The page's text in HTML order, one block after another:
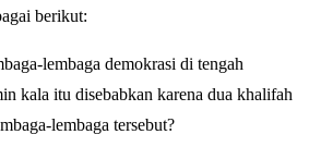
berikut:
lembaga demokrasi di tengah
kala itu disebabkan karena dua khalifah
lembaga tersebut?